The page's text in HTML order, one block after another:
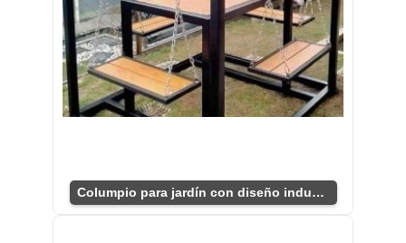
Columpio para jardín con diseño industrial atractivo